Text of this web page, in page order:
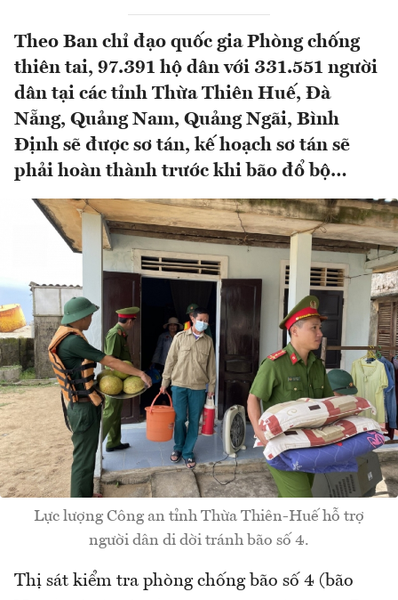
Theo Ban chỉ đạo quốc gia Phòng chống
thiên tai, 97.391 hộ dân với 331.551 người
dân tại các tỉnh Thừa Thiên Huế, Đà
Nẵng, Quảng Nam, Quảng Ngãi, Bình
Định sẽ được sơ tán, kế hoạch sơ tán sẽ
phải hoàn thành trước khi bão đổ bộ…
Lực lượng Công an tỉnh Thừa Thiên-Huế hỗ trợ
người dân di dời tránh bão số 4.
Thị sát kiểm tra phòng chống bão số 4 (bão